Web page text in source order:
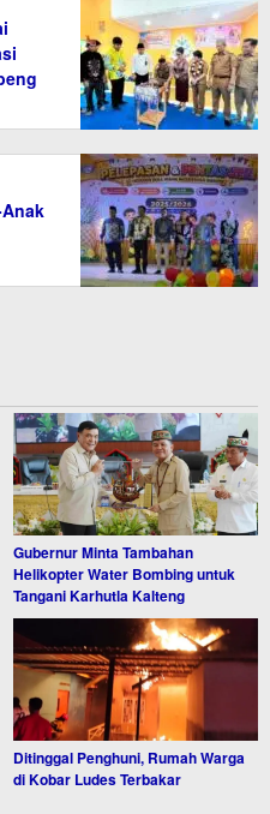
Gubernur Minta Tambahan
Helikopter Water Bombing untuk
Tangani Karhutla Kalteng
Ditinggal Penghuni, Rumah Warga
di Kobar Ludes Terbakar